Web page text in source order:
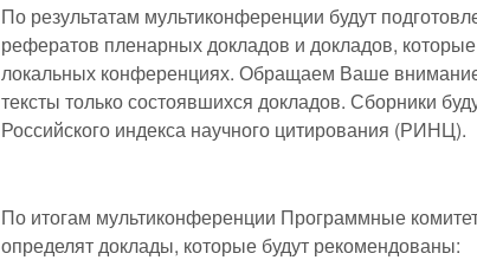
По результатам мультиконференции будут
рефератов пленарных докладов и докладов,
локальных конференциях. Обращаем Ваше
тексты только состоявшихся докладов. Сборники
Российского индекса научного цитирования (РИНЦ).
По итогам мультиконференции Программные
определят доклады, которые будут рекомендованы: